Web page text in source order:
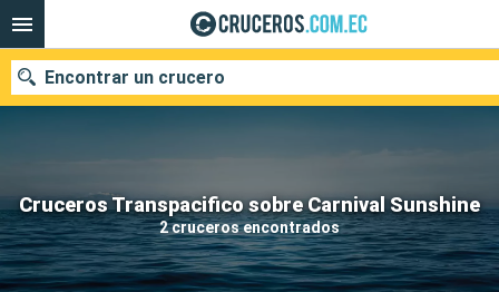
Cruceros Transpacifico sobre Carnival Sunshine
2 cruceros encontrados
Encontrar un crucero
Nuestros destinos
Fecha de salida